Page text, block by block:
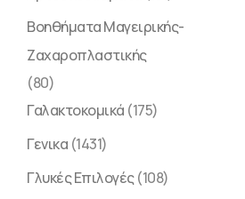
Βοηθήματα Μαγειρικής-
Ζαχαροπλαστικής
(80)
Γαλακτοκομικά (175)
Γενικα (1431)
Γλυκές Επιλογές(108)